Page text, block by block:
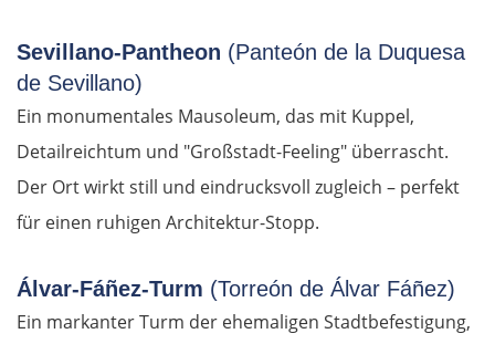
Sevillano-Pantheon (Panteón de la Duquesa
de Sevillano)
Ein monumentales Mausoleum, das mit Kuppel,
Detailreichtum und "Großstadt-Feeling" überrascht.
Der Ort wirkt still und eindrucksvoll zugleich – perfekt
für einen ruhigen Architektur-Stopp.
Álvar-Fáñez-Turm (Torreón de Álvar Fáñez)
Ein markanter Turm der ehemaligen Stadtbefestigung,